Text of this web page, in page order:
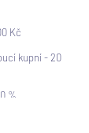
Kč
kupní - 20
%​